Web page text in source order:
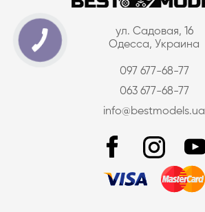
ул. Садовая, 16
Одесса, Украина
097 677-68-77
063 677-68-77
info@bestmodels.ua